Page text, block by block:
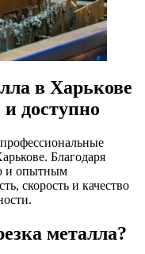
в Харькове
доступно
Благодаря
и опытным
скорость и качество
металла?